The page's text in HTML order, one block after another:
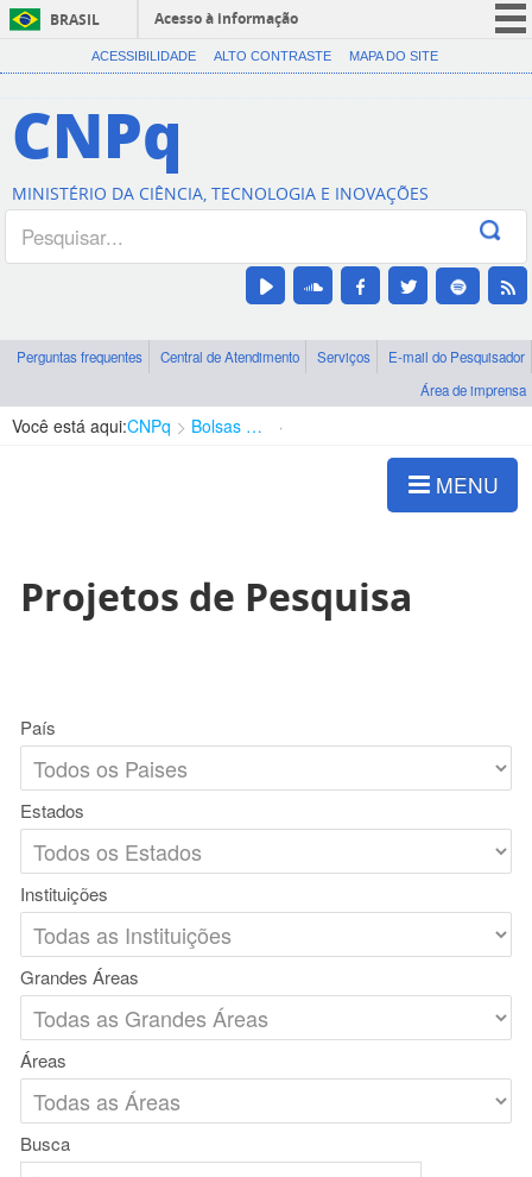
BRASIL
Acesso à informação
CORONAVÍRUS (COVID-19)
Canais
ACESSIBILIDADE ALTO CONTRASTE MAPA DO SITE
CNPq
MINISTÉRIO DA CIÊNCIA, TECNOLOGIA E INOVAÇÕES
Perguntas frequentes Central de Atendimento Serviços
E-mail do Pesquisador
Área de imprensa
Você está aqui:CNPq Bolsas e Auxílios Vigentes
MENU
Projetos de Pesquisa
País
Estados
Instituições
Grandes Áreas
Áreas
Busca